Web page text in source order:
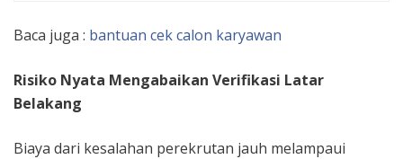
Baca juga : bantuan cek calon karyawan
Risiko Nyata Mengabaikan Verifikasi Latar
Belakang
Biaya dari kesalahan perekrutan jauh melampaui